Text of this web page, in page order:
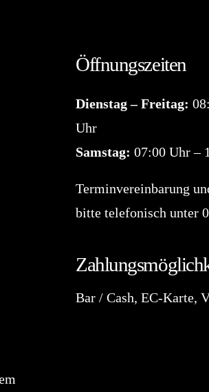
Öffnungszeiten
Dienstag – Freitag:
Uhr
Samstag: 07:00 Uhr –
Terminvereinbarung
bitte telefonisch unter
Bar / Cash, EC-Karte,